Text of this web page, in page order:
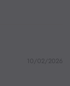
10/02/2026